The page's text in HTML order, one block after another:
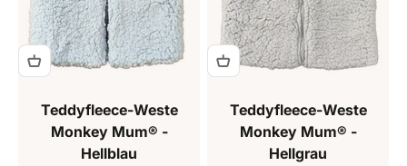
Teddyfleece-Weste
Monkey Mum® -
Hellblau
Teddyfleece-Weste
Monkey Mum® -
Hellgrau